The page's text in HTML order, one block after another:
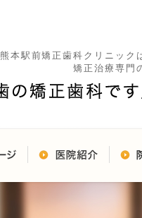
熊本駅前矯正歯科クリニック
矯正治療専門